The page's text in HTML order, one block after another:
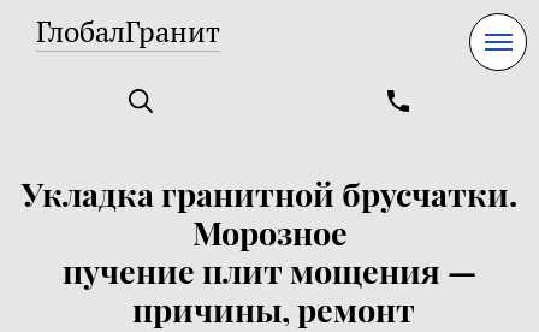
ГлобалГранит
Укладка гранитной брусчатки.
Морозное
пучение плит мощения —​
причины, ремонт​